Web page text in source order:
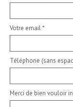
Votre email*
Téléphone (sans
Merci de bien vouloir